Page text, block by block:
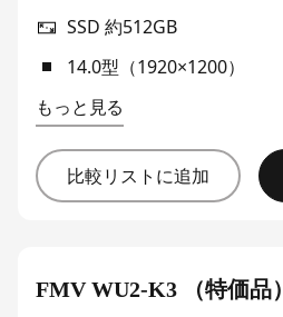
SSD 約512GB
14.0型（1920×1200）
もっと見る
比較リストに追加
FMV WU2-K3 （特価品）